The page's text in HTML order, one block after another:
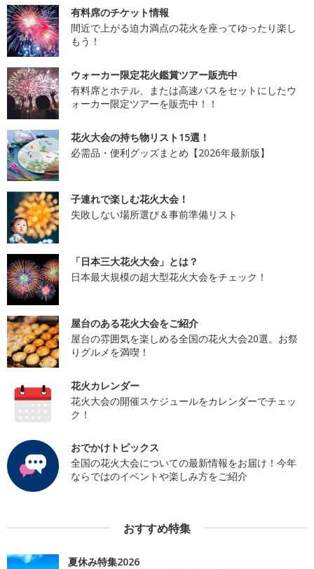
有料席のチケット情報
間近で上がる迫力満点の花火を座ってゆったり楽し
もう！
ウォーカー限定花火鑑賞ツアー販売中
有料席とホテル、または高速バスをセットにしたウ
ォーカー限定ツアーを販売中！！
花火大会の持ち物リスト15選！
必需品・便利グッズまとめ【2026年最新版】
子連れで楽しむ花火大会！
失敗しない場所選び＆事前準備リスト
「日本三大花火大会」とは？
日本最大規模の超大型花火大会をチェック！
屋台のある花火大会をご紹介
屋台の雰囲気を楽しめる全国の花火大会20選。お祭
りグルメを満喫！
花火カレンダー
花火大会の開催スケジュールをカレンダーでチェッ
ク！
おでかけトピックス
全国の花火大会についての最新情報をお届け！今年
ならではのイベントや楽しみ方をご紹介
おすすめ特集
夏休み特集2026